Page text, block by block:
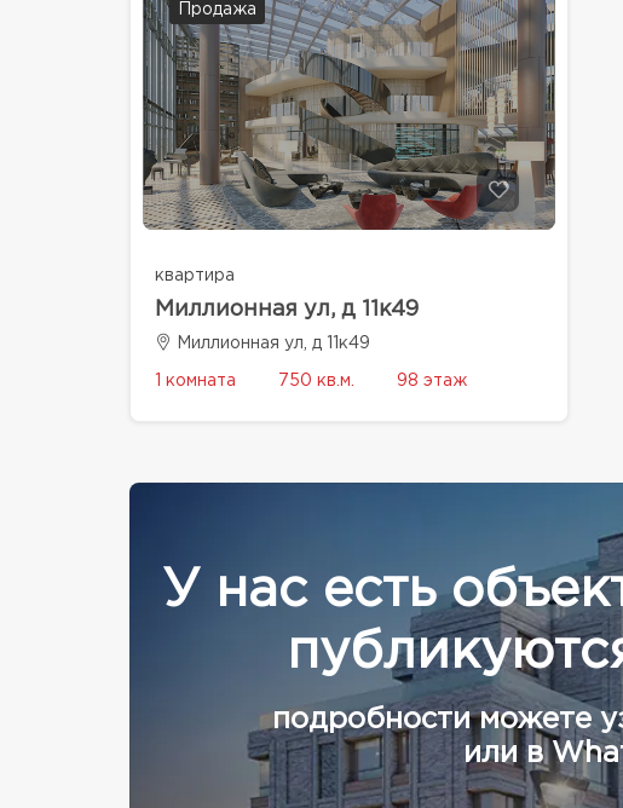
Продажа
квартира
Миллионная ул, д 11к49
Миллионная ул, д 11к49
1 комната 750 кв.м. 98 этаж
У нас есть
подробности можете
или в